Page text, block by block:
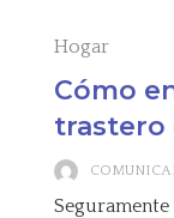
Hogar
Cómo
trastero